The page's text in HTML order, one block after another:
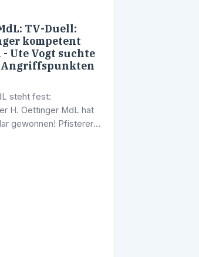
TV-Duell:
kompetent
Ute Vogt suchte
steht fest:
H. Oettinger MdL hat
gewonnen! Pfisterer: